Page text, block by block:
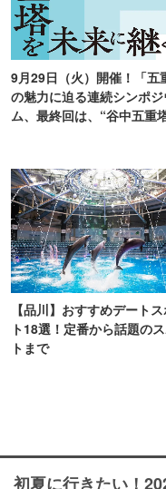
9月29日（火）開催！「五
の魅力に迫る連続シンポジ
ム、最終回は、“谷中五重
【品川】おすすめデート
ト18選！定番から話題の
トまで
初夏に行きたい！